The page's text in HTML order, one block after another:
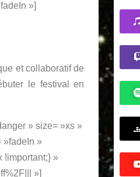
»]
et collaboratif de
le festival en
» size= »xs »
»fadeIn »
!important;} »
»]